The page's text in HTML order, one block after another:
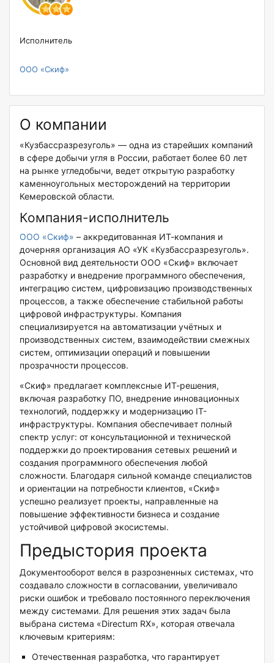
Исполнитель
ООО «Скиф»
О компании
«Кузбассразрезуголь» — одна из старейших компаний
в сфере добычи угля в России, работает более 60 лет
на рынке угледобычи, ведет открытую разработку
каменноугольных месторождений на территории
Кемеровской области.
Компания-исполнитель
ООО «Скиф» – аккредитованная ИТ-компания и
дочерняя организация АО «УК «Кузбассразрезуголь».
Основной вид деятельности ООО «Скиф» включает
разработку и внедрение программного обеспечения,
интеграцию систем, цифровизацию производственных
процессов, а также обеспечение стабильной работы
цифровой инфраструктуры. Компания
специализируется на автоматизации учётных и
производственных систем, взаимодействии смежных
систем, оптимизации операций и повышении
прозрачности процессов.
«Скиф» предлагает комплексные ИТ-решения,
включая разработку ПО, внедрение инновационных
технологий, поддержку и модернизацию IT-
инфраструктуры. Компания обеспечивает полный
спектр услуг: от консультационной и технической
поддержки до проектирования сетевых решений и
создания программного обеспечения любой
сложности. Благодаря сильной команде специалистов
и ориентации на потребности клиентов, «Скиф»
успешно реализует проекты, направленные на
повышение эффективности бизнеса и создание
устойчивой цифровой экосистемы.
Предыстория проекта
Документооборот велся в разрозненных системах, что
создавало сложности в согласовании, увеличивало
риски ошибок и требовало постоянного переключения
между системами. Для решения этих задач была
выбрана система «Directum RX», которая отвечала
ключевым критериям:
Отечественная разработка, что гарантирует